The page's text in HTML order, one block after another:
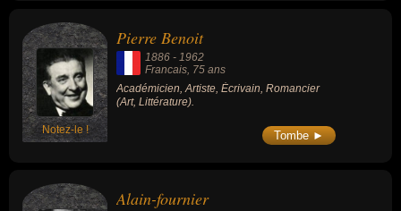
Notez-le !
Pierre Benoit
1886 - 1962
Francais , 75 ans
Académicien, Artiste, Écrivain, Romancier
(Art, Littérature).
Tombe ►
Alain-fournier